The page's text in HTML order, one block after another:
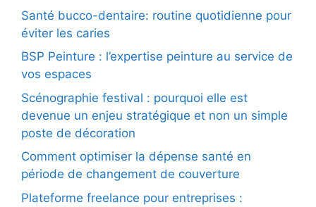
Santé bucco-dentaire: routine quotidienne pour
éviter les caries
BSP Peinture : l’expertise peinture au service de
vos espaces
Scénographie festival : pourquoi elle est
devenue un enjeu stratégique et non un simple
poste de décoration
Comment optimiser la dépense santé en
période de changement de couverture
Plateforme freelance pour entreprises :